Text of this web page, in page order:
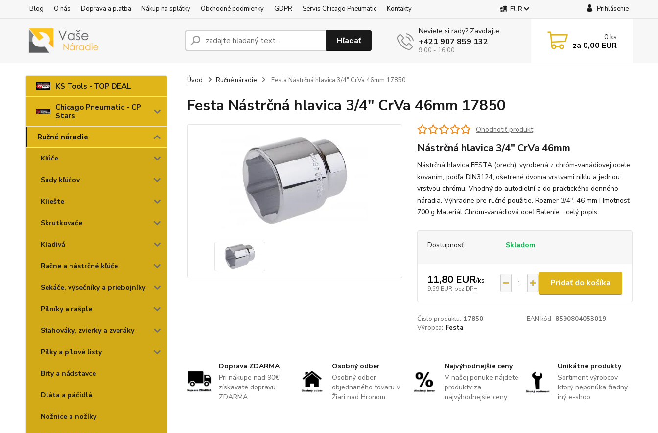
Blog O nás Doprava a platba Nákup na splátky Obchodné podmienky GDPR Servis Chicago Pneumatic Kontakty EUR Prihlásenie
Hľadať
Neviete si rady? Zavolajte.
+421 907 859 132
9:00 - 16:00
0 ks
za 0,00 EUR
KS Tools - TOP DEAL
Chicago Pneumatic - CP
Stars
Ručné náradie
Kľúče
Sady kľúčov
Kliešte
Skrutkovače
Kladivá
Račne a nástrčné kľúče
Sekáče, výsečníky a priebojníky
Pilníky a rašple
Sťahováky, zvierky a zveráky
Pílky a pílové listy
Bity a nádstavce
Dláta a páčidlá
Nožnice a nožíky
Úvod Ručné náradie Festa Nástrčná hlavica 3/4" CrVa 46mm 17850
Festa Nástrčná hlavica 3/4" CrVa 46mm 17850
Ohodnotiť produkt
Nástrčná hlavica 3/4" CrVa 46mm
Nástrčná hlavica FESTA (orech), vyrobená z chróm-vanádiovej ocele
kovaním, podľa DIN3124, ošetrené dvoma vrstvami niklu a jednou
vrstvou chrómu. Vhodný do autodielní a do praktického denného
náradia. Výhradne pre ručné použitie. Rozmer 3/4", 46 mm Hmotnosť
700 g Materiál Chróm-vanádiová oceľ Balenie... celý popis
Dostupnosť Skladom
11,80 EUR/ks
9,59 EUR bez DPH
Pridať do košíka
Číslo produktu: 17850 EAN kód: 8590804053019
Výrobca: Festa
Doprava ZDARMA
Pri nákupe nad 90€
získavate dopravu
ZDARMA
Osobný odber
Osobný odber
objednaného tovaru v
Žiari nad Hronom
Najvýhodnejšie ceny
V našej ponuke nájdete
produkty za
najvýhodnejšie ceny
Unikátne produkty
Sortiment výrobcov
ktorý neponúka žiadny
iný e-shop